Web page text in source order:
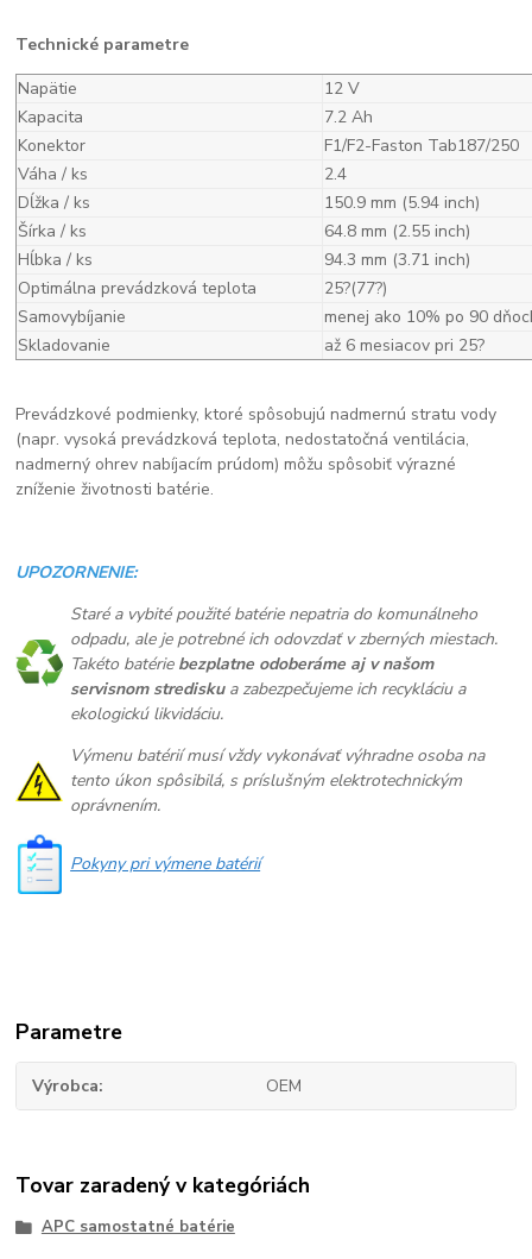
Technické parametre
Napätie
12 V
Kapacita
7.2 Ah
Konektor
F1/F2-Faston Tab187/250
Váha / ks
2.4
Dĺžka / ks
150.9 mm (5.94 inch)
Šírka / ks
64.8 mm (2.55 inch)
Hĺbka / ks
94.3 mm (3.71 inch)
Optimálna prevádzková teplota
25?(77?)
Samovybíjanie
menej ako 10% po 90
Skladovanie
až 6 mesiacov pri 25?
Prevádzkové podmienky, ktoré spôsobujú nadmernú stratu vody
(napr. vysoká prevádzková teplota, nedostatočná ventilácia,
nadmerný ohrev nabíjacím prúdom) môžu spôsobiť výrazné
zníženie životnosti batérie.
UPOZORNENIE:
Staré a vybité použité batérie nepatria do komunálneho
odpadu, ale je potrebné ich odovzdať v zberných miestach.
Takéto batérie bezplatne odoberáme aj v našom
servisnom strediskua zabezpečujeme ich recykláciu a
ekologickú likvidáciu.
Výmenu batérií musí vždy vykonávať výhradne osoba na
tento úkon spôsibilá, s príslušným elektrotechnickým
oprávnením.
Pokyny pri výmene batérií
Parametre
Výrobca OEM
Tovar zaradený v kategóriách
APC samostatné batérie